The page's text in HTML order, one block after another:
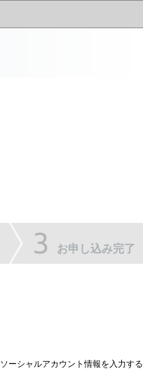
お申し込み完了
ソーシャルアカウント情報を入力する